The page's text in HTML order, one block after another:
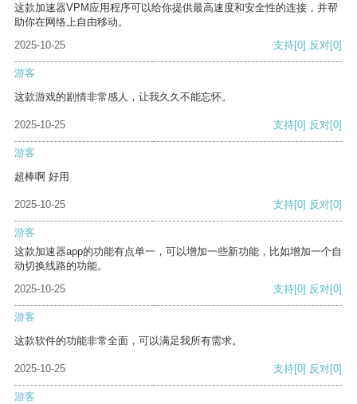
这款加速器VPM应用程序可以给你提供最高速度和安全性的连接，并帮
助你在网络上自由移动。
2025-10-25
支持[0] 反对[0]
游客
这款游戏的剧情非常感人，让我久久不能忘怀。
2025-10-25 支持[0] 反对[0]
游客
超棒啊 好用
2025-10-25 支持[0] 反对[0]
游客
这款加速器app的功能有点单一，可以增加一些新功能，比如增加一个自
动切换线路的功能。
2025-10-25
支持[0] 反对[0]
游客
这款软件的功能非常全面，可以满足我所有需求。
2025-10-25 支持[0] 反对[0]
游客